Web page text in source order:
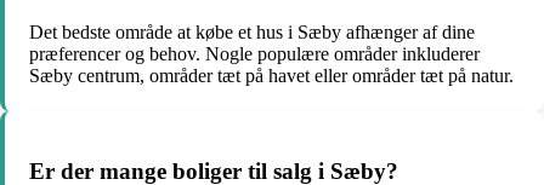
Det bedste område at købe et hus i Sæby afhænger af dine
præferencer og behov. Nogle populære områder inkluderer
Sæby centrum, områder tæt på havet eller områder tæt på natur.
Er der mange boliger til salg i Sæby?